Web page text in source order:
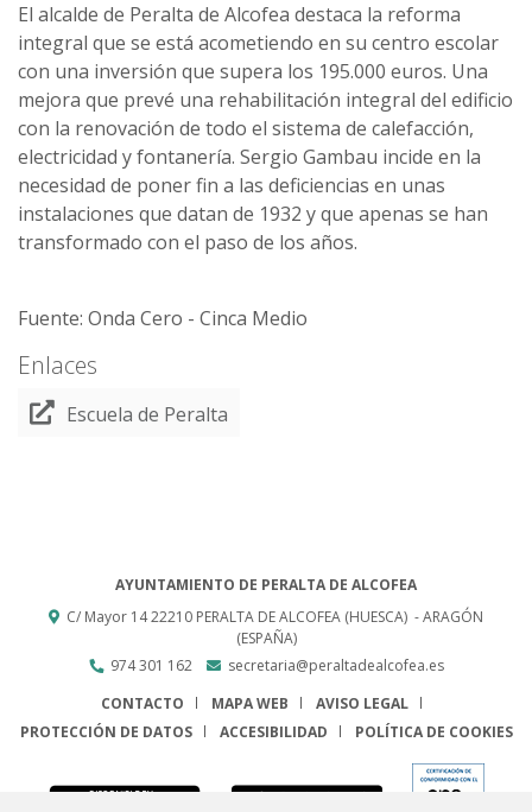
El alcalde de Peralta de Alcofea destaca la reforma
integral que se está acometiendo en su centro escolar
con una inversión que supera los 195.000 euros. Una
mejora que prevé una rehabilitación integral del edificio
con la renovación de todo el sistema de calefacción,
electricidad y fontanería. Sergio Gambau incide en la
necesidad de poner fin a las deficiencias en unas
instalaciones que datan de 1932 y que apenas se han
transformado con el paso de los años.
Fuente: Onda Cero - Cinca Medio
Enlaces
Escuela de Peralta
AYUNTAMIENTO DE PERALTA DE ALCOFEA
C/ Mayor 1422210 PERALTA DE ALCOFEA (HUESCA) - ARAGÓN
(ESPAÑA)
974 301 162
secretaria@peraltadealcofea.es
CONTACTO
MAPA WEB
AVISO LEGAL
PROTECCIÓN DE DATOS
ACCESIBILIDAD POLÍTICA DE COOKIES